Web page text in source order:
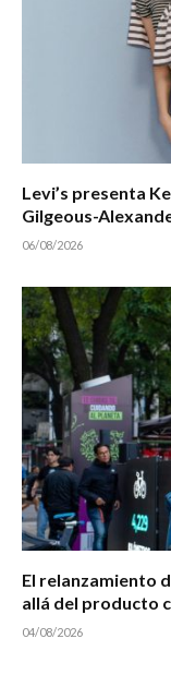
Levi’s presenta
Gilgeous-
06/08/2026
El relanzamiento
allá del producto
04/08/2026